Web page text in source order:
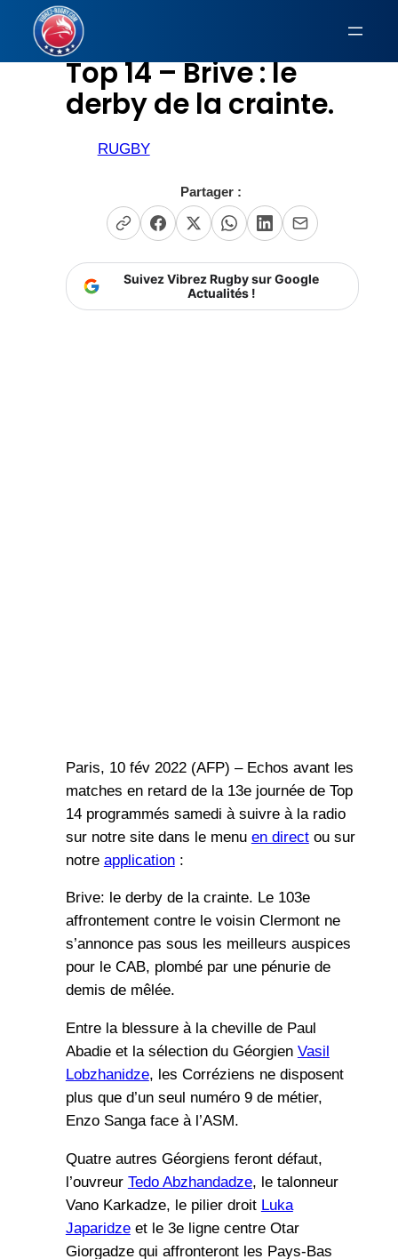
Aller
contenu Top 14 – Brive : le
derby de la crainte.
RUGBY
Partager :
Suivez Vibrez Rugby sur Google
Actualités !
Paris, 10 fév 2022 (AFP) – Echos avant les
matches en retard de la 13e journée de Top
14 programmés samedi à suivre à la radio
sur notre site dans le menu en directou sur
notre application:
Brive: le derby de la crainte. Le 103e
affrontement contre le voisin Clermont ne
s’annonce pas sous les meilleurs auspices
pour le CAB, plombé par une pénurie de
demis de mêlée.
Entre la blessure à la cheville de Paul
Abadie et la sélection du Géorgien Vasil
Lobzhanidze, les Corréziens ne disposent
plus que d’un seul numéro 9 de métier,
Enzo Sanga face à l’ASM.
Quatre autres Géorgiens feront défaut,
l’ouvreur Tedo Abzhandadze, le talonneur
Vano Karkadze, le pilier droit Luka
Japaridzeet le 3e ligne centre Otar
Giorgadze qui affronteront les Pays-Bas